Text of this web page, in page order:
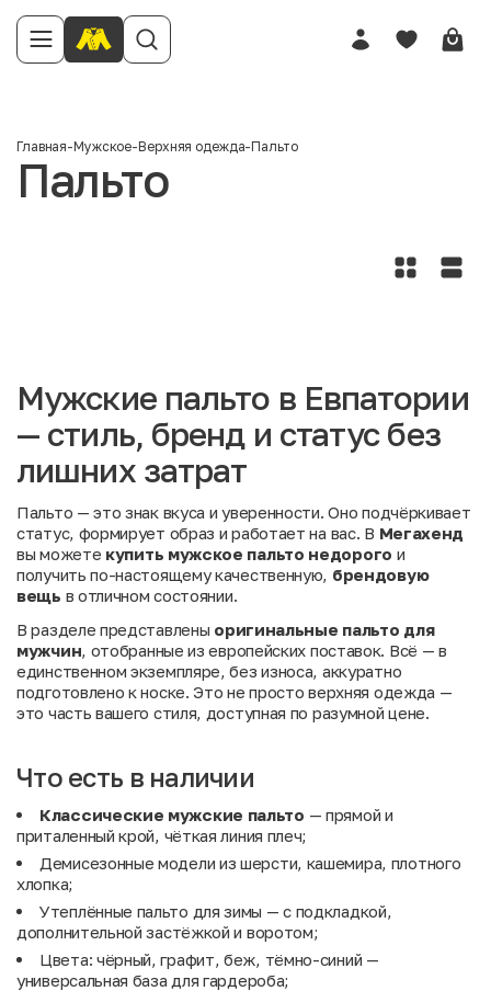
Главная-Мужское-Верхняя одежда-Пальто
Пальто
Мужские пальто в Евпатории
— стиль, бренд и статус без
лишних затрат
Пальто — это знак вкуса и уверенности. Оно подчёркивает
статус, формирует образ и работает на вас. В Мегахенд
вы можете купить мужское пальто недорого и
получить по-настоящему качественную, брендовую
вещь в отличном состоянии.
В разделе представлены оригинальные пальто для
мужчин, отобранные из европейских поставок. Всё — в
единственном экземпляре, без износа, аккуратно
подготовлено к носке. Это не просто верхняя одежда —
это часть вашего стиля, доступная по разумной цене.
Что есть в наличии
Классические мужские пальто — прямой и
приталенный крой, чёткая линия плеч;
Демисезонные модели из шерсти, кашемира, плотного
хлопка;
Утеплённые пальто для зимы — с подкладкой,
дополнительной застёжкой и воротом;
Цвета: чёрный, графит, беж, тёмно-синий —
универсальная база для гардероба;